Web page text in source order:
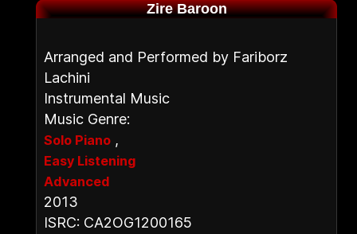
Zire Baroon
Arranged and Performed by Fariborz
Lachini
Instrumental Music
Music Genre:
Solo Piano ,
Easy Listening
Advanced
2013
ISRC: CA2OG1200165